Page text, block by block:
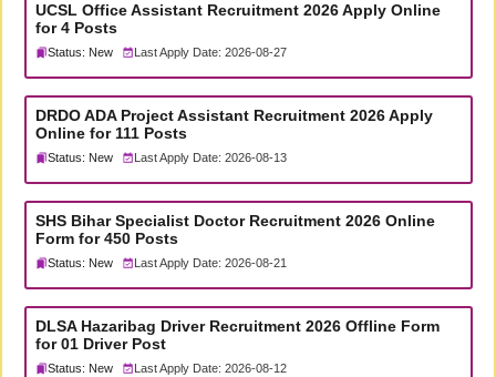
UCSL Office Assistant Recruitment 2026 Apply Online
for 4 Posts
Status: New Last Apply Date: 2026-08-27
DRDO ADA Project Assistant Recruitment 2026 Apply
Online for 111 Posts
Status: New Last Apply Date: 2026-08-13
SHS Bihar Specialist Doctor Recruitment 2026 Online
Form for 450 Posts
Status: New Last Apply Date: 2026-08-21
DLSA Hazaribag Driver Recruitment 2026 Offline Form
for 01 Driver Post
Status: New Last Apply Date: 2026-08-12